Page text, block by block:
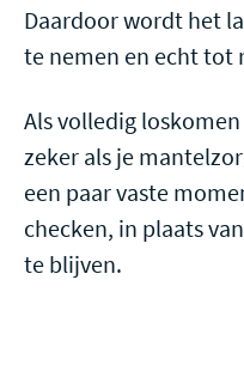
Daardoor wordt het
te nemen en echt tot
Als volledig
zeker als je
een paar vaste
checken, in plaats
te blijven.